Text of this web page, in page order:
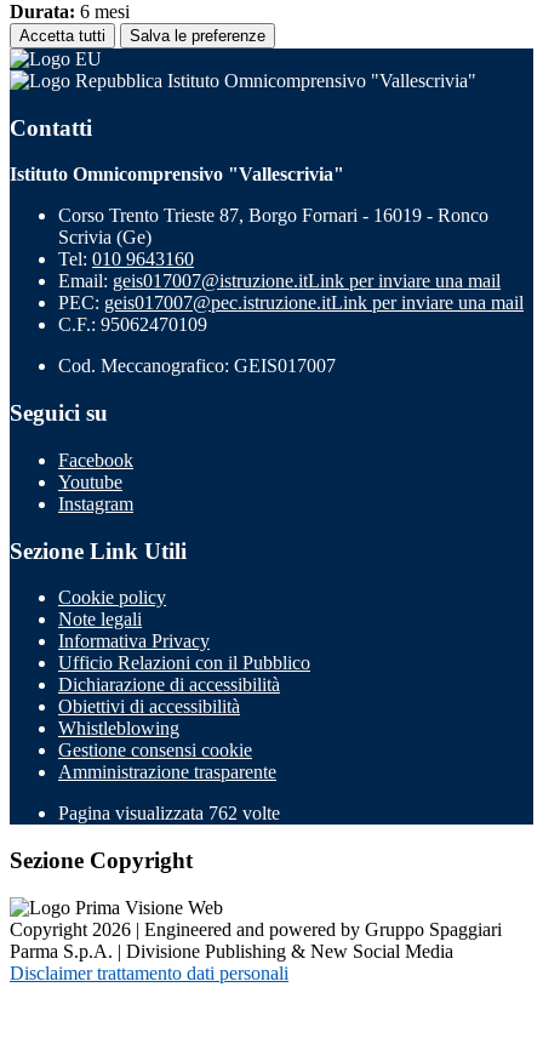
Durata: 6 mesi
Accetta tutti Salva le preferenze
Istituto Omnicomprensivo "Vallescrivia"
Contatti
Istituto Omnicomprensivo "Vallescrivia"
Corso Trento Trieste 87, Borgo Fornari - 16019 - Ronco
Scrivia (Ge)
Tel: 010 9643160
Email: geis017007@istruzione.itLink per inviare una mail
PEC: geis017007@pec.istruzione.itLink per inviare una mail
C.F.: 95062470109
Cod. Meccanografico: GEIS017007
Seguici su
Facebook
Youtube
Instagram
Sezione Link Utili
Cookie policy
Note legali
Informativa Privacy
Ufficio Relazioni con il Pubblico
Dichiarazione di accessibilità
Obiettivi di accessibilità
Whistleblowing
Gestione consensi cookie
Amministrazione trasparente
Pagina visualizzata 762 volte
Sezione Copyright
Copyright 2026 | Engineered and powered by Gruppo Spaggiari
Parma S.p.A. | Divisione Publishing & New Social Media
Disclaimer trattamento dati personali